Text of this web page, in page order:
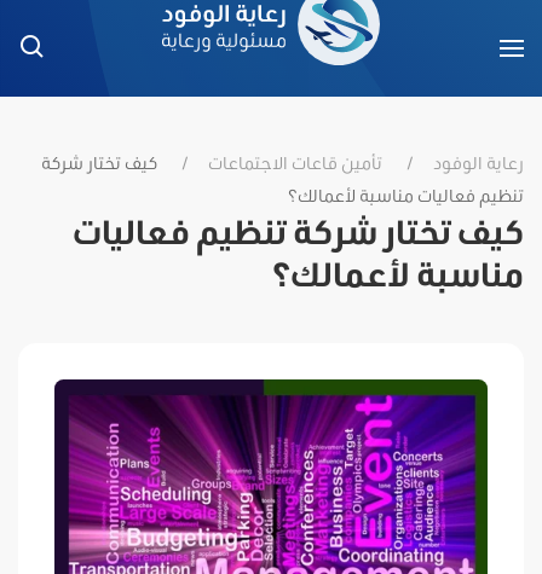
رعاية الوفود تأمين قاعات الاجتماعات
كيف تختار شركة
تنظيم فعاليات مناسبة لأعمالك؟
كيف تختار شركة تنظيم فعاليات
مناسبة لأعمالك؟